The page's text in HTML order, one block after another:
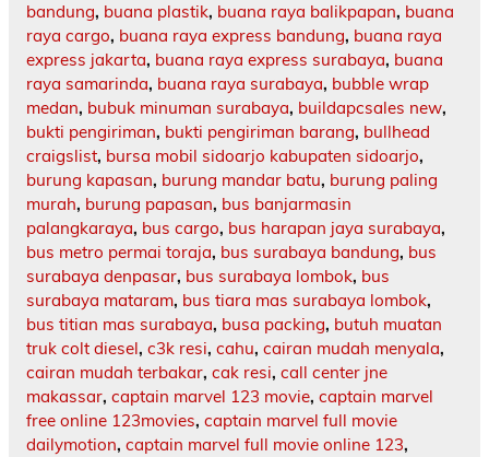
bandung, buana plastik, buana raya balikpapan, buana
raya cargo, buana raya express bandung, buana raya
express jakarta, buana raya express surabaya, buana
raya samarinda, buana raya surabaya, bubble wrap
medan, bubuk minuman surabaya, buildapcsales new,
bukti pengiriman, bukti pengiriman barang, bullhead
craigslist, bursa mobil sidoarjo kabupaten sidoarjo,
burung kapasan, burung mandar batu, burung paling
murah, burung papasan, bus banjarmasin
palangkaraya, bus cargo, bus harapan jaya surabaya,
bus metro permai toraja, bus surabaya bandung, bus
surabaya denpasar, bus surabaya lombok, bus
surabaya mataram, bus tiara mas surabaya lombok,
bus titian mas surabaya, busa packing, butuh muatan
truk colt diesel, c3k resi, cahu, cairan mudah menyala,
cairan mudah terbakar, cak resi, call center jne
makassar, captain marvel 123 movie, captain marvel
free online 123movies, captain marvel full movie
dailymotion, captain marvel full movie online 123,